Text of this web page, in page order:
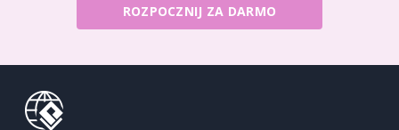
ROZPOCZNIJ ZA DARMO